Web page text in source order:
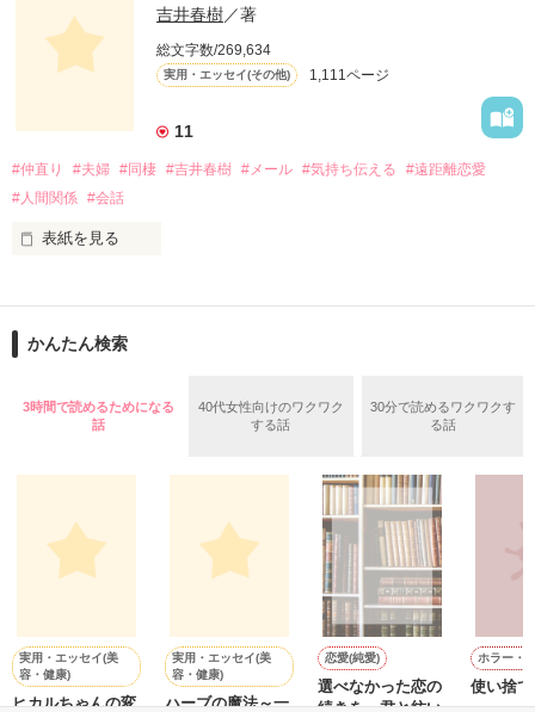
作品を読む
にて、山川恵里佳さんがオススメの料理を
紹介する人気コーナー。
毎週番組への問い合わせが絶えないという、
この話題のレシピを山川さんが
いつもの一品として気軽に取り入れられる
簡単便利なアイデアが満載。
ご主人・おさるさんの感想や、
参考にもぜひどうぞ！
吉井春樹／著
総文字数/269,634
実用・エッセイ(その他) 1,111ページ
11
#仲直り #夫婦 #同棲 #吉井春樹 #メール #気持ち伝える
#遠距離恋愛
#人間関係 #会話
表紙を見る
コピーライターとして徹夜つづきの日々を過ごすかたわら、妻
の女性読者の共感を呼んだことで『しあわせが、しあわせを、
この作品は吉井さん直伝の、気持ちをもっと上手に伝える、こ
「ありがとう」「すきです」「ごめんなさい」「だいじょう
ぶ」「よくできました」など、大切な誰かに感謝や好意、励ま
しのメッセージを伝える小さなテクニックについて解説すると
ともに、その言葉を用いることで自分自身を見つめるきっかけ
も促してくれる、「気持ちの伝え方」「自分らしさの磨き方」
作品を読む
かんたん検索
3時間で読めるためになる
話
40代女性向けのワクワク
する話
30分で読めるワクワクす
る話
実用・エッセイ(美
容・健康)
ヒカルちゃんの変
実用・エッセイ(美
容・健康)
ハーブの魔法～一
恋愛(純愛)
選べなかった恋の
続きを、君と紡い
ホラー・
使い捨 ｽ